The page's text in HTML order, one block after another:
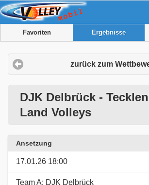
Favoriten Ergebnisse
zurück zum
DJK Delbrück -
Land Volleys
Ansetzung
17.01.26 18:00
Team A: DJK Delbrück